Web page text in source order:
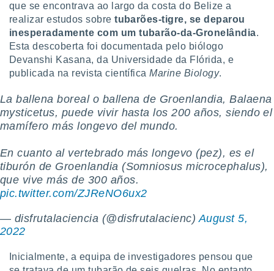
que se encontrava ao largo da costa do Belize a
realizar estudos sobretubarões-tigre, se deparou
inesperadamente com um tubarão-da-Gronelândia.
Esta descoberta foi documentada pelo biólogo
Devanshi Kasana, da Universidade da Flórida, e
publicada na revista científicaMarine Biology.
La ballena boreal o ballena de Groenlandia, Balaena
mysticetus, puede vivir hasta los 200 años, siendo el
mamífero más longevo del mundo.
En cuanto al vertebrado más longevo (pez), es el
tiburón de Groenlandia (Somniosus microcephalus),
que vive más de 300 años.
pic.twitter.com/ZJReNO6ux2
— disfrutalaciencia (@disfrutalacienc)August 5,
2022
Inicialmente, a equipa de investigadores pensou que